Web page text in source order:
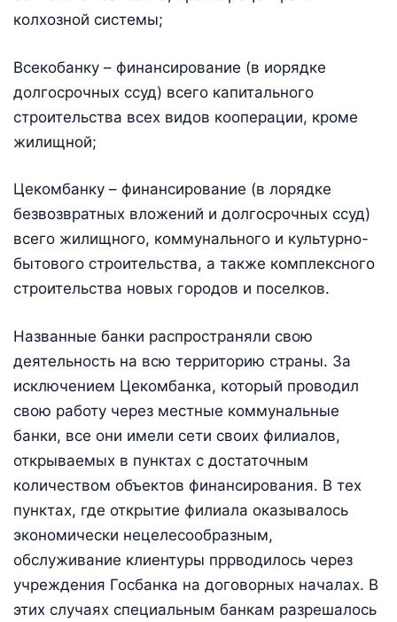
колхозной системы;
Всекобанку – финансирование (в иорядке
долгосрочных ссуд) всего капитального
строительства всех видов кооперации, кроме
жилищной;
Цекомбанку – финансирование (в лорядке
безвозвратных вложений и долгосрочных ссуд)
всего жилищного, коммунального и культурно-
бытового строительства, а также комплексного
строительства новых городов и поселков.
Названные банки распространяли свою
деятельность на всю территорию страны. За
исключением Цекомбанка, который проводил
свою работу через местные коммунальные
банки, все они имели сети своих филиалов,
открываемых в пунктах с достаточным
количеством объектов финансирования. В тех
пунктах, где открытие филиала оказывалось
экономически нецелесообразным,
обслуживание клиентуры пррводилось через
учреждения Госбанка на договорных началах. В
этих случаях специальным банкам разрешалось